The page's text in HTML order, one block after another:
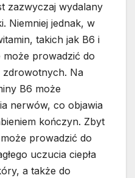
zazwyczaj wydalany
Niemniej jednak, w
takich jak B6 i
może prowadzić do
Na
B6 może
nerwów, co objawia
kończyn. Zbyt
prowadzić do
uczucia ciepła
a także do